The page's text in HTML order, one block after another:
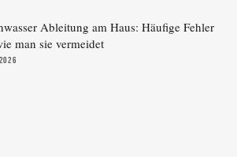
Ableitung am Haus: Häufige Fehler
man sie vermeidet